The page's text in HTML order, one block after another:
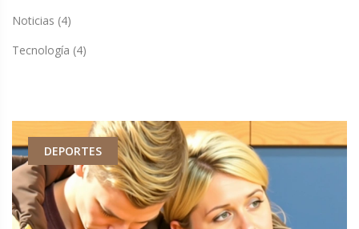
Noticias (4)
Tecnología (4)
DEPORTES